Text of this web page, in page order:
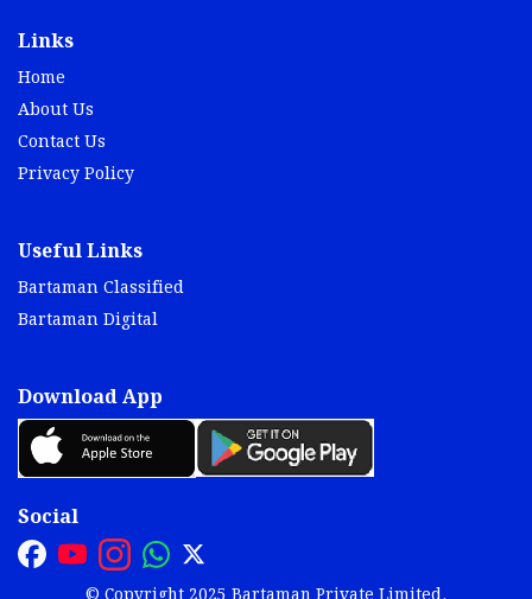
Links
Home
About Us
Contact Us
Privacy Policy
Useful Links
Bartaman Classified
Bartaman Digital
Download App
Social